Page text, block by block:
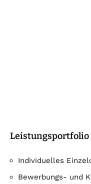
Leistungsportfolio
Individuelles
Bewerbungs- und